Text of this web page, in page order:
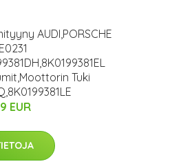
AUDI,PORSCHE
Tuki
EUR